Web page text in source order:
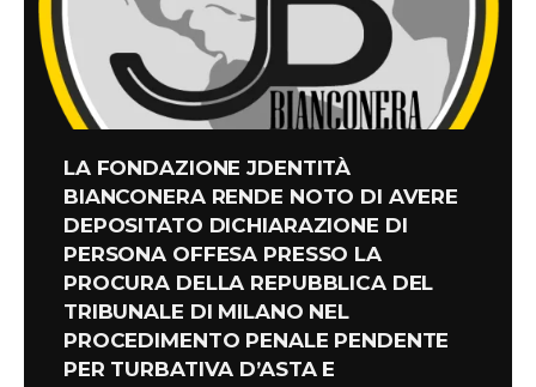
LA FONDAZIONE JDENTITÀ
BIANCONERA RENDE NOTO DI AVERE
DEPOSITATO DICHIARAZIONE DI
PERSONA OFFESA PRESSO LA
PROCURA DELLA REPUBBLICA DEL
TRIBUNALE DI MILANO NEL
PROCEDIMENTO PENALE PENDENTE
PER TURBATIVA D’ASTA E